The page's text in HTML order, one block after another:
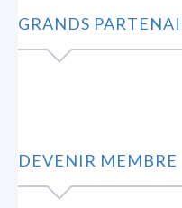
GRANDS
DEVENIR MEMBRE